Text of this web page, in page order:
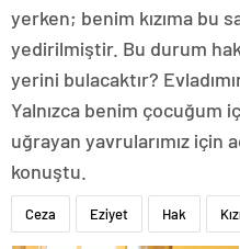
yerken; benim kızıma bu
yedirilmiştir. Bu durum
yerini bulacaktır?
Yalnızca benim çocuğum
uğrayan yavrularımız için
konuştu.
Ceza Eziyet Hak Kızı